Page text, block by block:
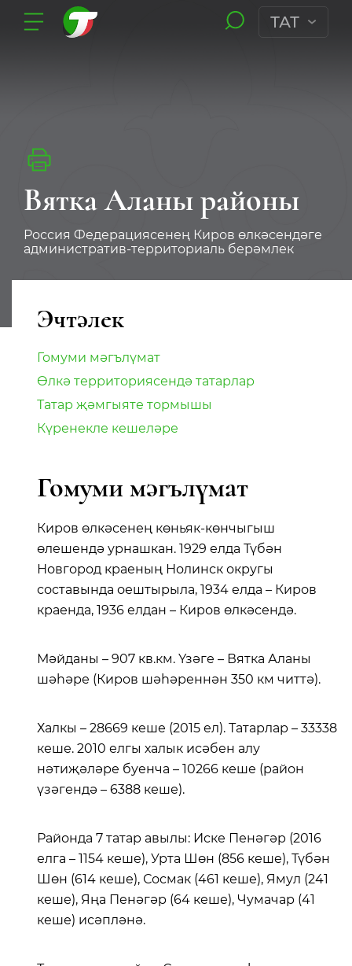
ТАТ
Вятка Аланы районы
Россия Федерациясенең Киров өлкәсендәге
административ-территориаль берәмлек
Эчтәлек
Гомуми мәгълүмат
Өлкә территориясендә татарлар
Татар җәмгыяте тормышы
Күренекле кешеләре
Гомуми мәгълүмат
Киров өлкәсенең көньяк-көнчыгыш
өлешендә урнашкан. 1929 елда Түбән
Новгород краеның Нолинск округы
составында оештырыла, 1934 елда – Киров
краенда, 1936 елдан – Киров өлкәсендә.
Мәйданы – 907 кв.км. Үзәге – Вятка Аланы
шәһәре (Киров шәһәреннән 350 км читтә).
Халкы – 28669 кеше (2015 ел). Татарлар – 33338
кеше. 2010 елгы халык исәбен алу
нәтиҗәләре буенча – 10266 кеше (район
үзәгендә – 6388 кеше).
Районда 7 татар авылы: Иске Пенәгәр (2016
елга – 1154 кеше), Урта Шөн (856 кеше), Түбән
Шөн (614 кеше), Сосмак (461 кеше), Ямул (241
кеше), Яңа Пенәгәр (64 кеше), Чумачар (41
кеше) исәпләнә.